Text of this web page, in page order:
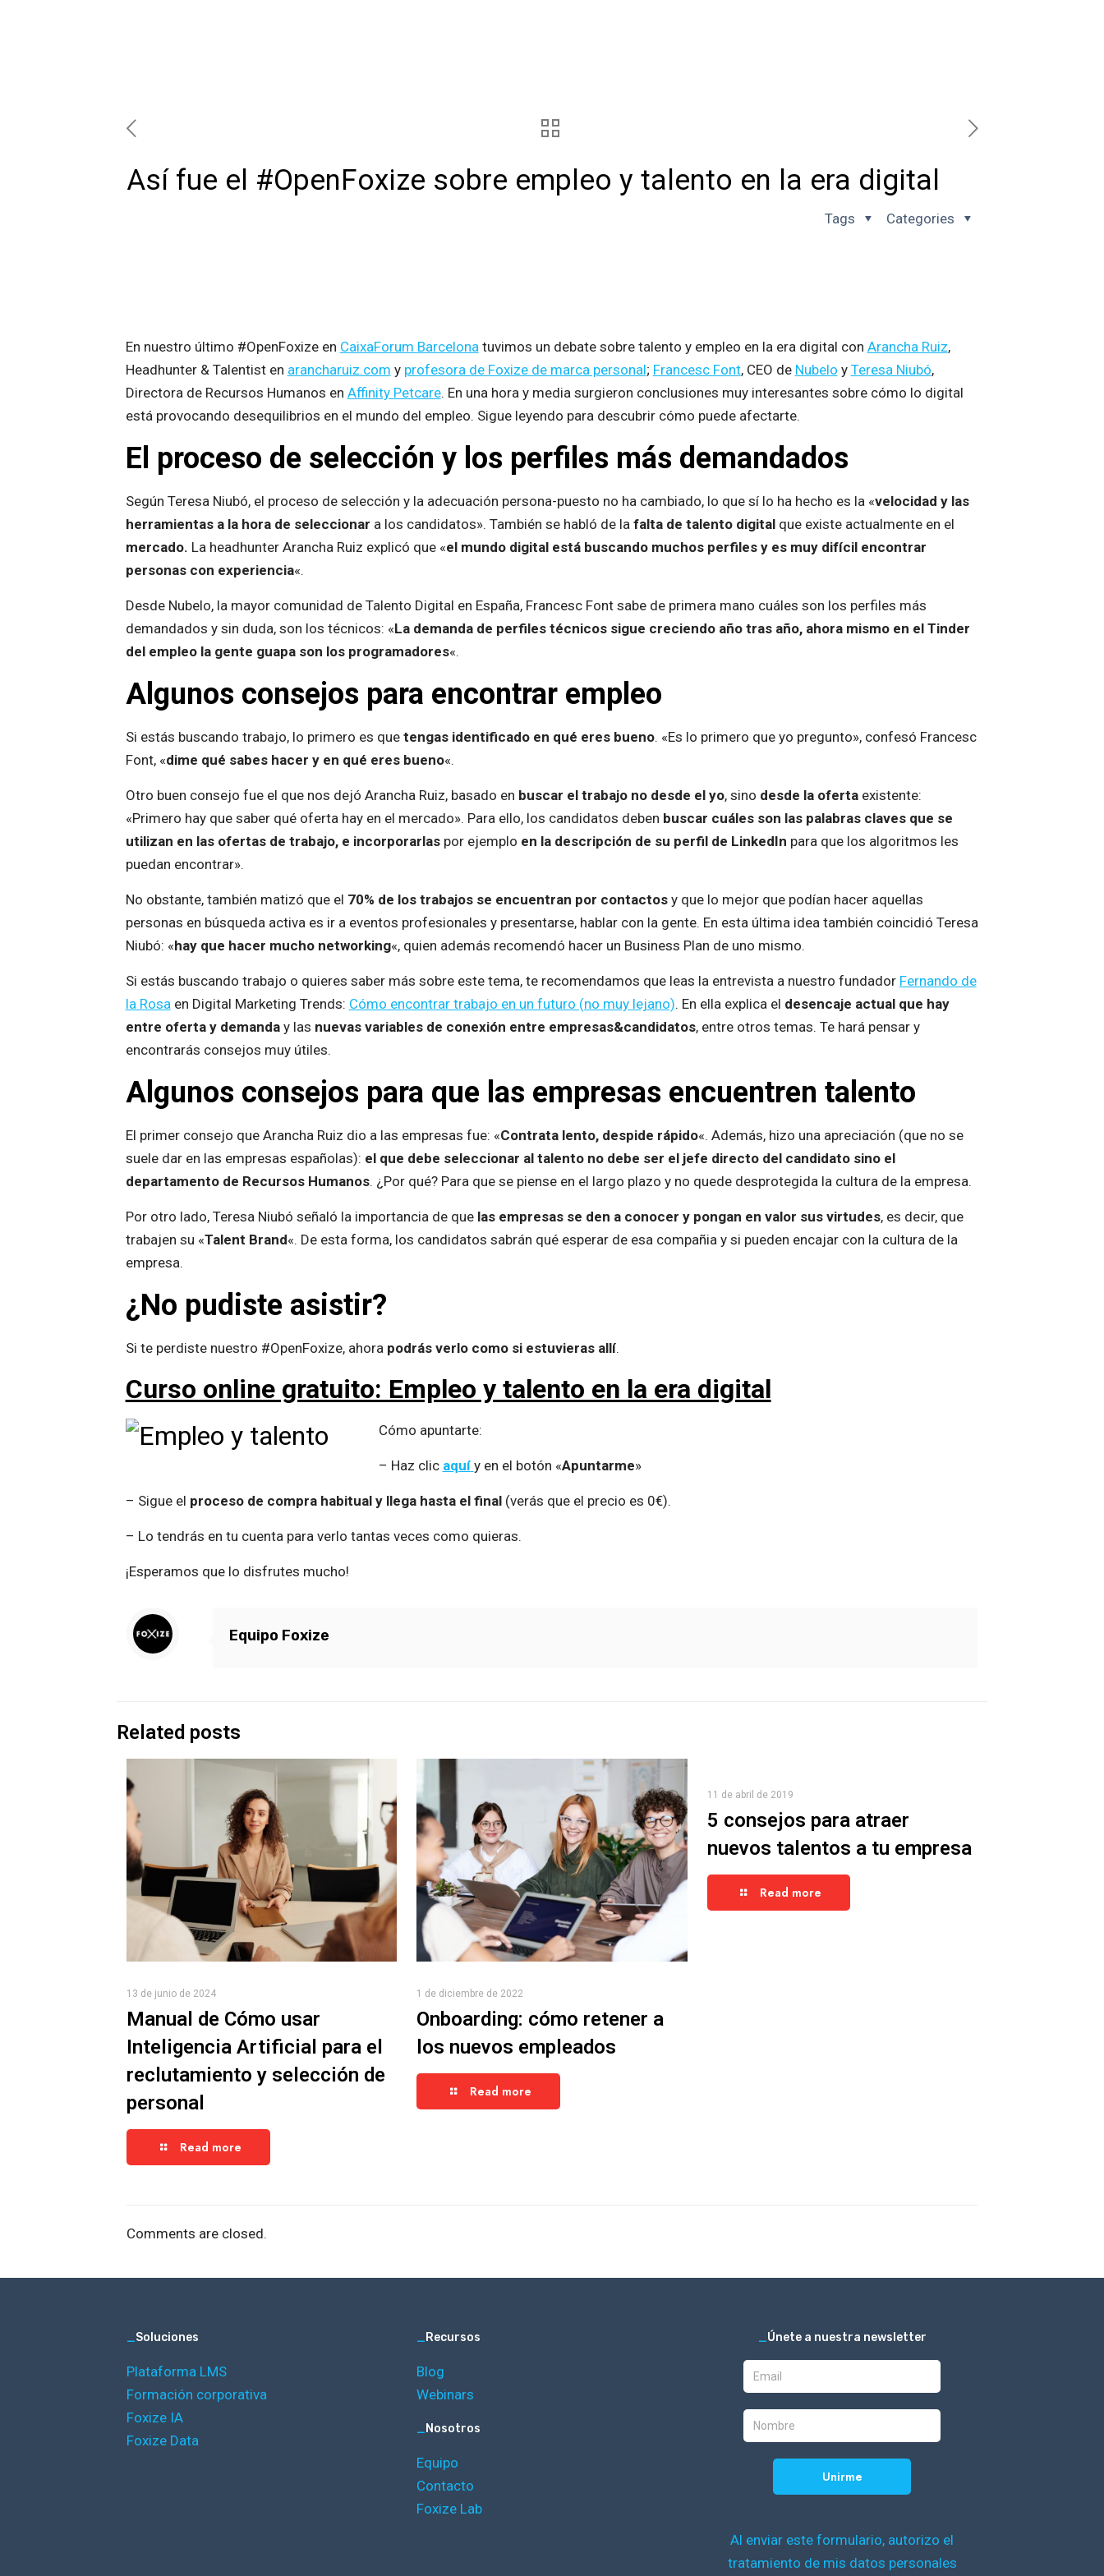
Así fue el #OpenFoxize sobre empleo y talento en la era digital
Categories
Tags
En nuestro último #OpenFoxize en CaixaForum Barcelonatuvimos un debate sobre talento y empleo en la era digital con Arancha Ruiz,
Headhunter & Talentist en arancharuiz.com y profesora de Foxize de marca personal; Francesc Font, CEO de Nubelo y Teresa Niubó,
Directora de Recursos Humanos en Affinity Petcare. En una hora y media surgieron conclusiones muy interesantes sobre cómo lo digital
está provocando desequilibrios en el mundo del empleo. Sigue leyendo para descubrir cómo puede afectarte.
El proceso de selección y los perfiles más demandados
Según Teresa Niubó, el proceso de selección y la adecuación persona-puesto no ha cambiado, lo que sí lo ha hecho es la «velocidad y las
herramientas a la hora de seleccionar a los candidatos». También se habló de lafalta de talento digitalque existe actualmente en el
mercado. La headhunter Arancha Ruiz explicó que «el mundo digital está buscando muchos perfiles y es muy difícil encontrar
personas con experiencia«.
Desde Nubelo, la mayor comunidad de Talento Digital en España, Francesc Font sabe de primera mano cuáles son los perfiles más
demandados y sin duda, son los técnicos: «La demanda de perfiles técnicos sigue creciendo año tras año, ahora mismo en el Tinder
del empleo la gente guapa son los programadores«.
Algunos consejos para encontrar empleo
Si estás buscando trabajo, lo primero es que tengas identificado en qué eres bueno. «Es lo primero que yo pregunto», confesó Francesc
Font, «dime qué sabes hacer y en qué eres bueno«.
Otro buen consejo fue el que nos dejó Arancha Ruiz, basado en buscar el trabajo no desde el yo, sino desde la ofertaexistente:
«Primero hay que saber qué oferta hay en el mercado». Para ello, los candidatos deben buscar cuáles son las palabras claves que se
utilizan en las ofertas de trabajo, e incorporarlas por ejemplo en la descripción de su perfil de LinkedIn para que los algoritmos les
puedan encontrar».
No obstante, también matizó que el 70% de los trabajos se encuentran por contactosy que lo mejor que podían hacer aquellas
personas en búsqueda activa es ir a eventos profesionales y presentarse, hablar con la gente. En esta última idea también coincidió Teresa
Niubó: «hay que hacer mucho networking«, quien además recomendó hacer un Business Plan de uno mismo.
Si estás buscando trabajo o quieres saber más sobre este tema, te recomendamos que leas la entrevista a nuestro fundador Fernando de
la Rosaen Digital Marketing Trends: Cómo encontrar trabajo en un futuro (no muy lejano). En ella explica el desencaje actual que hay
entre oferta y demanday las nuevas variables de conexión entre empresas&candidatos, entre otros temas. Te hará pensar y
encontrarás consejos muy útiles.
Algunos consejos para que las empresas encuentren talento
El primer consejo que Arancha Ruiz dio a las empresas fue: «Contrata lento, despide rápido«. Además, hizo una apreciación (que no se
suele dar en las empresas españolas): el que debe seleccionar al talento no debe ser el jefe directo del candidato sino el
departamento de Recursos Humanos. ¿Por qué? Para que se piense en el largo plazo y no quede desprotegida la cultura de la empresa.
Por otro lado, Teresa Niubó señaló la importancia de que las empresas se den a conocer y pongan en valor sus virtudes, es decir, que
trabajen su «Talent Brand«. De esta forma, los candidatos sabrán qué esperar de esa compañia y si pueden encajar con la cultura de la
empresa.
¿No pudiste asistir?
Si te perdiste nuestro #OpenFoxize, ahorapodrás verlo como si estuvieras allí.
Curso online gratuito: Empleo y talento en la era digital
Cómo apuntarte:
– Haz clic aquí y en el botón «Apuntarme»
– Sigue el proceso de compra habitual y llega hasta el final (verás que el precio es 0€).
– Lo tendrás en tu cuenta para verlo tantas veces como quieras.
¡Esperamos que lo disfrutes mucho!
Equipo Foxize
Related posts
13 de junio de 2024
Manual de Cómo usar
Inteligencia Artificial para el
reclutamiento y selección de
personal
Read more
1 de diciembre de 2022
Onboarding: cómo retener a
los nuevos empleados
Read more
11 de abril de 2019
5 consejos para atraer
nuevos talentos a tu empresa
Read more
Comments are closed.
_Soluciones
Plataforma LMS
Formación corporativa
Foxize IA
Foxize Data
_Recursos
Blog
Webinars
_Nosotros
Equipo
Contacto
Foxize Lab
_Únete a nuestra newsletter
Al enviar este formulario, autorizo el
tratamiento de mis datos personales